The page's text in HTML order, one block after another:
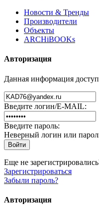
Новости & Тренды
Производители
Объекты
ARCHiBOOKs
Авторизация
Данная информация
Введите логин/E-MAIL:
Введите пароль:
Неверный логин или
Еще не
Зарегистрироваться
Забыли пароль?
Авторизация